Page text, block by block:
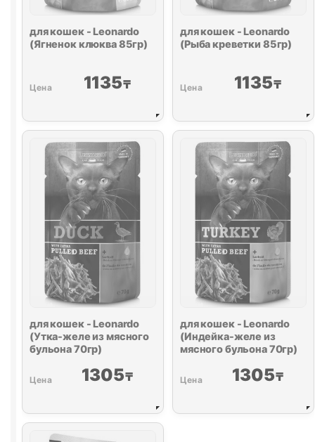
для кошек - Leonardo
(Ягненок клюква 85гр)
1135₸
для кошек - Leonardo
(Рыба креветки 85гр)
1135₸
для кошек - Leonardo
(Утка-желе из мясного
бульона 70гр)
1305₸
для кошек - Leonardo
(Индейка-желе из
мясного бульона 70гр)
1305₸